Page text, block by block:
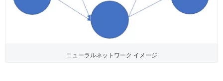
ニューラルネットワーク イメージ